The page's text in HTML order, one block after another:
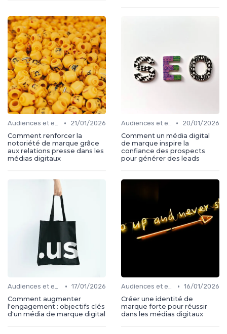
Audiences et engagement •
21/01/2026
Comment renforcer la
notoriété de marque grâce
aux relations presse dans les
médias digitaux
Audiences et engagement •
20/01/2026
Comment un média digital
de marque inspire la
confiance des prospects
pour générer des leads
Audiences et engagement • 17/01/2026
Comment augmenter
l'engagement : objectifs clés
d'un média de marque digital
Audiences et engagement • 16/01/2026
Créer une identité de
marque forte pour réussir
dans les médias digitaux